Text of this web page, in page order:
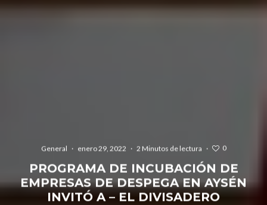
General · enero 29, 2022 · 2 Minutos de lectura · 0
PROGRAMA DE INCUBACIÓN DE
EMPRESAS DE DESPEGA EN AYSÉN
INVITÓ A – EL DIVISADERO